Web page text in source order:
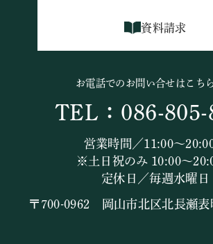
資料請求
お電話でのお問い合せはこち
TEL：086-805-
営業時間／11:00～
※土日祝のみ 10:00～
定休日／毎週水曜日
〒700-0962 岡山市北区北長瀬表